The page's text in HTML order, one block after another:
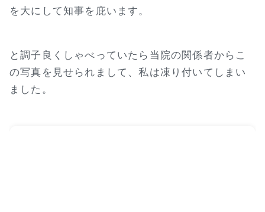
を大にして知事を庇います。
と調子良くしゃべっていたら当院の関係者からこ
の写真を見せられまして、私は凍り付いてしまい
ました。